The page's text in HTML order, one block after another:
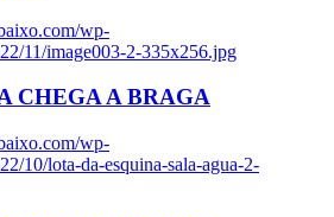
wp-
11/image003-2-335x256.jpg
CHEGA A BRAGA
wp-
10/lota-da-esquina-sala-agua-2-